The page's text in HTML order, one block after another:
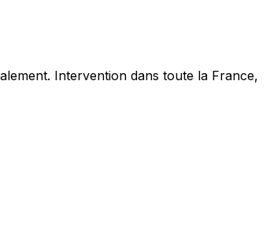
Intervention dans toute la France,